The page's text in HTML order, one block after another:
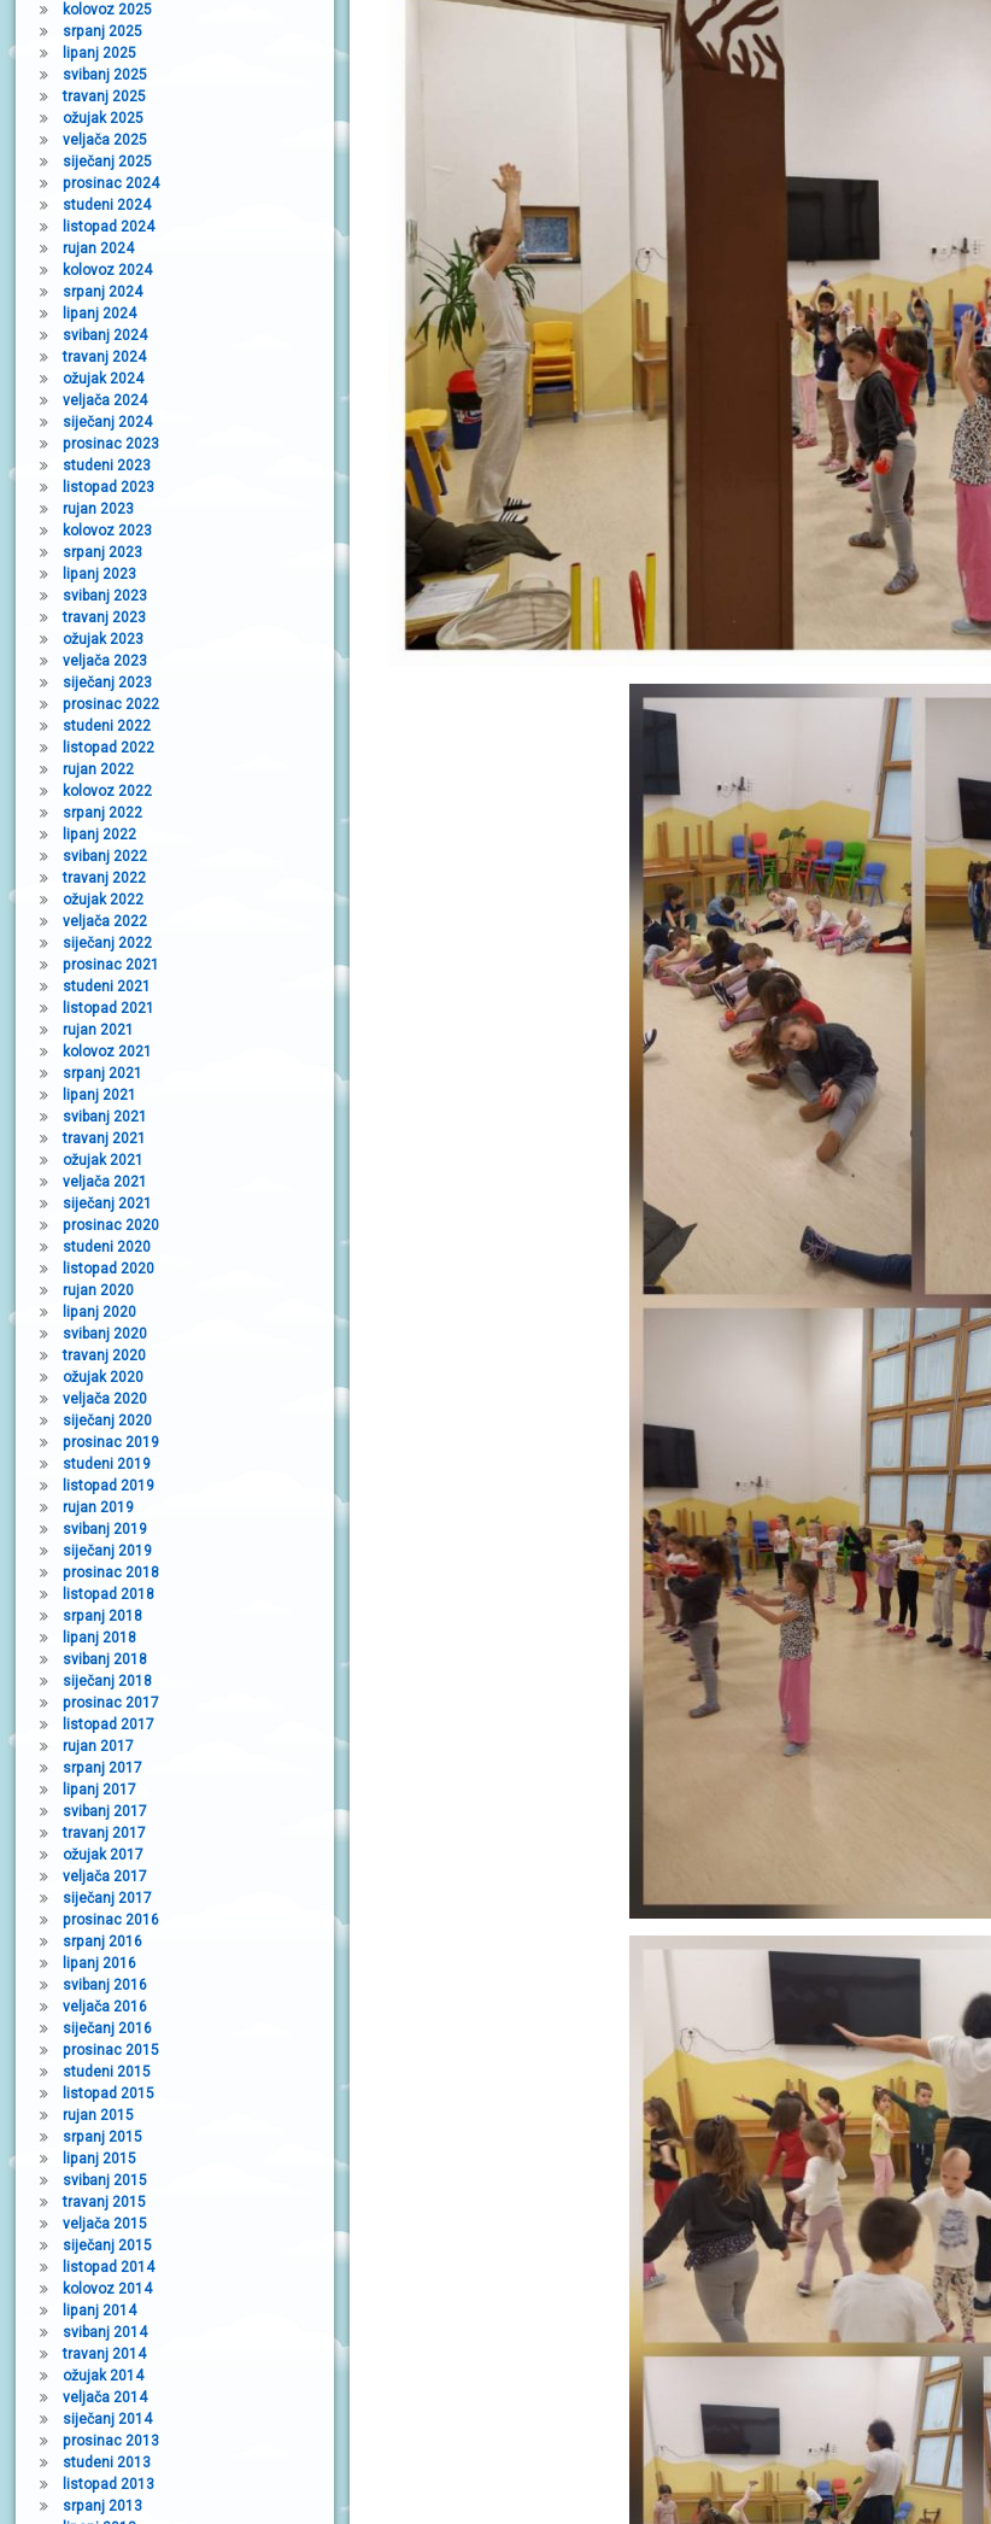
kolovoz 2025
srpanj 2025
lipanj 2025
svibanj 2025
travanj 2025
ožujak 2025
veljača 2025
siječanj 2025
prosinac 2024
studeni 2024
listopad 2024
rujan 2024
kolovoz 2024
srpanj 2024
lipanj 2024
svibanj 2024
travanj 2024
ožujak 2024
veljača 2024
siječanj 2024
prosinac 2023
studeni 2023
listopad 2023
rujan 2023
kolovoz 2023
srpanj 2023
lipanj 2023
svibanj 2023
travanj 2023
ožujak 2023
veljača 2023
siječanj 2023
prosinac 2022
studeni 2022
listopad 2022
rujan 2022
kolovoz 2022
srpanj 2022
lipanj 2022
svibanj 2022
travanj 2022
ožujak 2022
veljača 2022
siječanj 2022
prosinac 2021
studeni 2021
listopad 2021
rujan 2021
kolovoz 2021
srpanj 2021
lipanj 2021
svibanj 2021
travanj 2021
ožujak 2021
veljača 2021
siječanj 2021
prosinac 2020
studeni 2020
listopad 2020
rujan 2020
lipanj 2020
svibanj 2020
travanj 2020
ožujak 2020
veljača 2020
siječanj 2020
prosinac 2019
studeni 2019
listopad 2019
rujan 2019
svibanj 2019
siječanj 2019
prosinac 2018
listopad 2018
srpanj 2018
lipanj 2018
svibanj 2018
siječanj 2018
prosinac 2017
listopad 2017
rujan 2017
srpanj 2017
lipanj 2017
svibanj 2017
travanj 2017
ožujak 2017
veljača 2017
siječanj 2017
prosinac 2016
srpanj 2016
lipanj 2016
svibanj 2016
veljača 2016
siječanj 2016
prosinac 2015
studeni 2015
listopad 2015
rujan 2015
srpanj 2015
lipanj 2015
svibanj 2015
travanj 2015
veljača 2015
siječanj 2015
listopad 2014
kolovoz 2014
lipanj 2014
svibanj 2014
travanj 2014
ožujak 2014
veljača 2014
siječanj 2014
prosinac 2013
studeni 2013
listopad 2013
srpanj 2013